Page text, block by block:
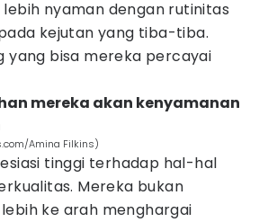
nyaman dengan rutinitas
kejutan yang tiba-tiba.
yang bisa mereka percayai
mereka akan kenyamanan
Amina Filkins)
tinggi terhadap hal-hal
Mereka bukan
ke arah menghargai